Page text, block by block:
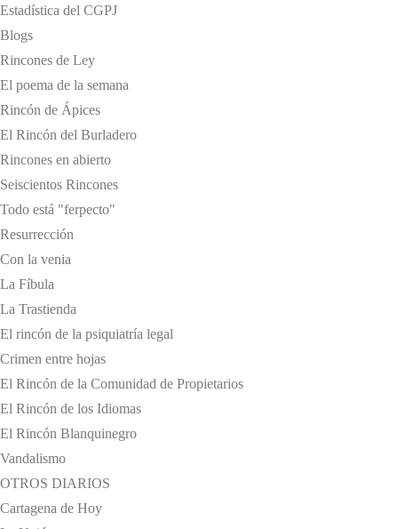
Estadística del CGPJ
Blogs
Rincones de Ley
El poema de la semana
Rincón de Ápices
El Rincón del Burladero
Rincones en abierto
Seiscientos Rincones
Todo está "ferpecto"
Resurrección
Con la venia
La Fíbula
La Trastienda
El rincón de la psiquiatría legal
Crimen entre hojas
El Rincón de la Comunidad de Propietarios
El Rincón de los Idiomas
El Rincón Blanquinegro
Vandalismo
OTROS DIARIOS
Cartagena de Hoy